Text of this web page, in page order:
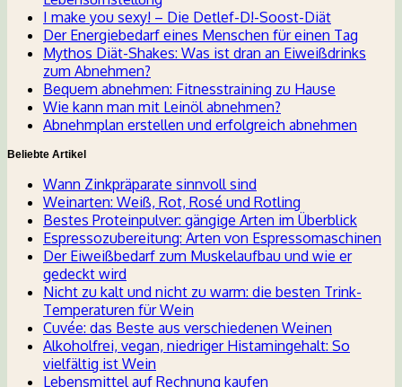
I make you sexy! – Die Detlef-D!-Soost-Diät
Der Energiebedarf eines Menschen für einen Tag
Mythos Diät-Shakes: Was ist dran an Eiweißdrinks
zum Abnehmen?
Bequem abnehmen: Fitnesstraining zu Hause
Wie kann man mit Leinöl abnehmen?
Abnehmplan erstellen und erfolgreich abnehmen
Beliebte Artikel
Wann Zinkpräparate sinnvoll sind
Weinarten: Weiß, Rot, Rosé und Rotling
Bestes Proteinpulver: gängige Arten im Überblick
Espressozubereitung: Arten von Espressomaschinen
Der Eiweißbedarf zum Muskelaufbau und wie er
gedeckt wird
Nicht zu kalt und nicht zu warm: die besten Trink-
Temperaturen für Wein
Cuvée: das Beste aus verschiedenen Weinen
Alkoholfrei, vegan, niedriger Histamingehalt: So
vielfältig ist Wein
Lebensmittel auf Rechnung kaufen